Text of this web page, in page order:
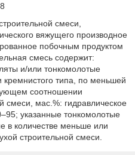
смеси,
вяжущего производное
побочным продуктом
смесь содержит:
и/или тонкомолотые
кремнистого типа, по меньшей
соотношении
смеси, мас.%: гидравлическое
указанные тонкомолотые
в количестве меньше или
строительной смеси.